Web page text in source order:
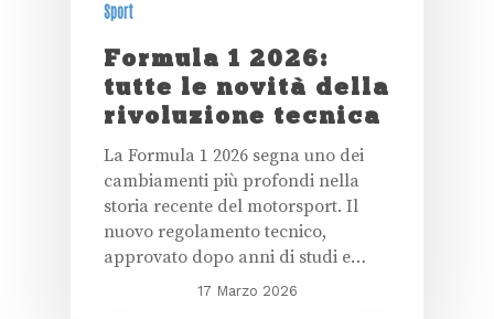
Sport
Formula 1 2026:
tutte le novità della
rivoluzione tecnica
La Formula 1 2026 segna uno dei
cambiamenti più profondi nella
storia recente del motorsport. Il
nuovo regolamento tecnico,
approvato dopo anni di studi e…
17 Marzo 2026